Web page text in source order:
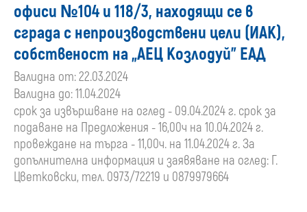
офиси №104 и 118/3, находящи се в
сграда с непроизводствени цели (ИАК),
собственост на „АЕЦ Козлодуй” ЕАД
Валидна от: 22.03.2024
Валидна до: 11.04.2024
срок за извършване на оглед - 09.04.2024 г. срок за
подаване на Предложения - 16,00ч на 10.04.2024 г.
провеждане на търга - 11,00ч. на 11.04.2024 г. За
допълнителна информация и заявяване на оглед: Г.
Цветковски, тел. 0973/72219 и 0879979664